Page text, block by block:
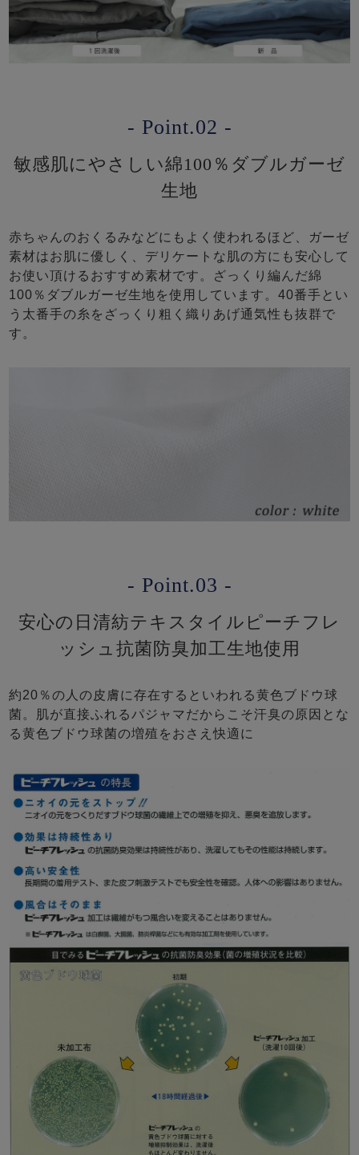
- Point.02 -
敏感肌にやさしい綿100％ダブルガーゼ
生地
赤ちゃんのおくるみなどにもよく使われるほど、ガーゼ
素材はお肌に優しく、デリケートな肌の方にも安心して
お使い頂けるおすすめ素材です。ざっくり編んだ綿
100％ダブルガーゼ生地を使用しています。40番手とい
う太番手の糸をざっくり粗く織りあげ通気性も抜群で
す。
- Point.03 -
安心の日清紡テキスタイルピーチフレ
ッシュ抗菌防臭加工生地使用
約20％の人の皮膚に存在するといわれる黄色ブドウ球
菌。肌が直接ふれるパジャマだからこそ汗臭の原因とな
る黄色ブドウ球菌の増殖をおさえ快適に